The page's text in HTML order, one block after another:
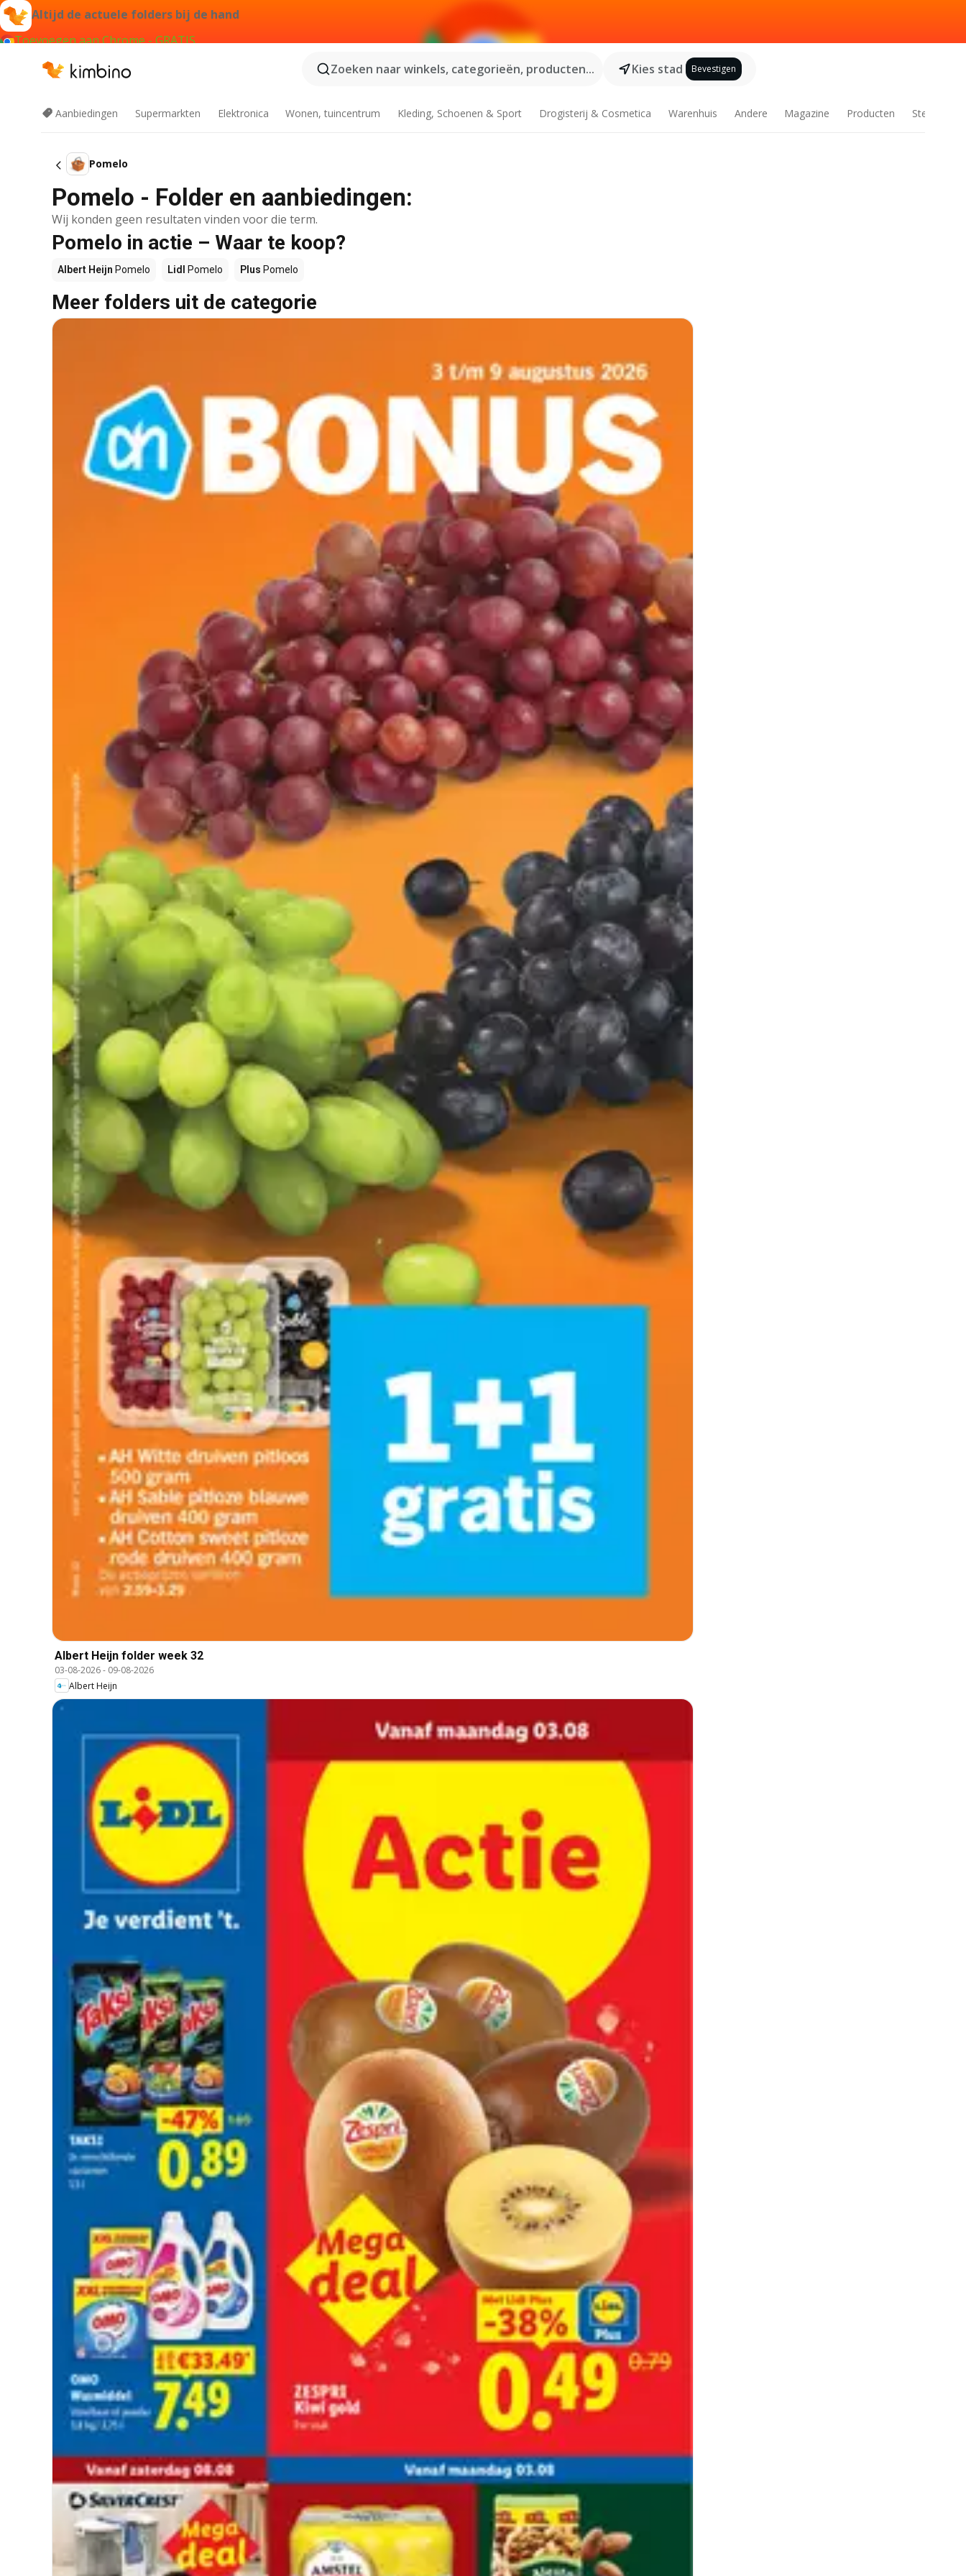
Altijd de actuele folders bij de hand
Toevoegen aan Chrome - GRATIS
Zoeken naar winkels, categorieën, producten...
Kies stad Bevestigen
Aanbiedingen Supermarkten Elektronica Wonen, tuincentrum Kleding, Schoenen & Sport Drogisterij & Cosmetica Warenhuis Andere Magazine Producten Steden
Pomelo
Pomelo - Folder en aanbiedingen:
Wij konden geen resultaten vinden voor die term.
Pomelo in actie – Waar te koop?
Albert Heijn Pomelo Lidl Pomelo Plus Pomelo
Meer folders uit de categorie
Albert Heijn folder week 32
03-08-2026- 09-08-2026
Albert Heijn